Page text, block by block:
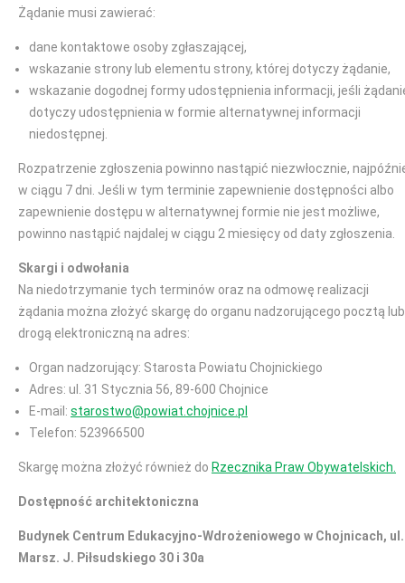
Żądanie musi zawierać:
dane kontaktowe osoby zgłaszającej,
wskazanie strony lub elementu strony, której dotyczy żądanie,
wskazanie dogodnej formy udostępnienia informacji, jeśli
dotyczy udostępnienia w formie alternatywnej informacji
niedostępnej.
Rozpatrzenie zgłoszenia powinno nastąpić niezwłocznie,
w ciągu 7 dni. Jeśli w tym terminie zapewnienie dostępności albo
zapewnienie dostępu w alternatywnej formie nie jest możliwe,
powinno nastąpić najdalej w ciągu 2 miesięcy od daty zgłoszenia.
Skargi i odwołania
Na niedotrzymanie tych terminów oraz na odmowę realizacji
żądania można złożyć skargę do organu nadzorującego pocztą lub
drogą elektroniczną na adres:
Organ nadzorujący: Starosta Powiatu Chojnickiego
Adres: ul. 31 Stycznia 56, 89-600 Chojnice
E-mail: starostwo@powiat.chojnice.pl
Telefon: 523966500
Skargę można złożyć również do Rzecznika Praw Obywatelskich.
Dostępność architektoniczna
Budynek Centrum Edukacyjno-Wdrożeniowego w Chojnicach, ul.
Marsz. J. Piłsudskiego 30 i 30a